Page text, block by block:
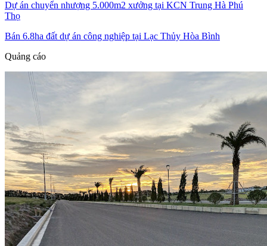
Dự án chuyển nhượng 5.000m2 xưởng tại KCN Trung Hà Phú
Thọ
Bán 6.8ha đất dự án công nghiệp tại Lạc Thủy Hòa Bình
Quảng cáo